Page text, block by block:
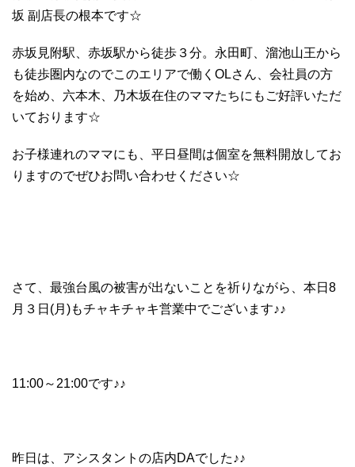
坂 副店長の根本です☆
赤坂見附駅、赤坂駅から徒歩３分。永田町、溜池山王から
も徒歩圏内なのでこのエリアで働くOLさん、会社員の方
を始め、六本木、乃木坂在住のママたちにもご好評いただ
いております☆
お子様連れのママにも、平日昼間は個室を無料開放してお
りますのでぜひお問い合わせください☆
さて、最強台風の被害が出ないことを祈りながら、本日8
月３日(月)もチャキチャキ営業中でございます♪♪
11:00～21:00です♪♪
昨日は、アシスタントの店内DAでした♪♪